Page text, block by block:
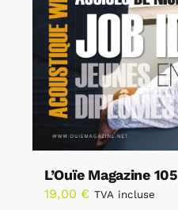
L’Ouïe Magazine 105
19,00 € TVA incluse